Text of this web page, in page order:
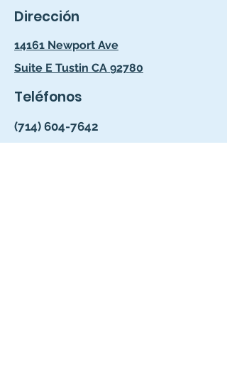
Dirección
14161 Newport Ave
Suite E Tustin CA 92780
Teléfonos
(714) 604-7642